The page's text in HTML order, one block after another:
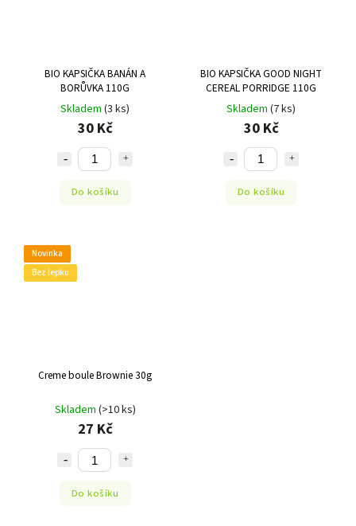
BIO KAPSIČKA BANÁN A
BORŮVKA 110G
Skladem (3 ks)
30 Kč
Do košíku
BIO KAPSIČKA GOOD NIGHT
CEREAL PORRIDGE 110G
Skladem (7 ks)
30 Kč
Do košíku
Novinka
Bez lepku
Creme boule Brownie 30g
Skladem (>10 ks)
27 Kč
Do košíku